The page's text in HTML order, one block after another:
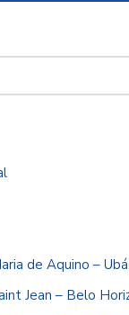
de Aquino – Ubá
Jean – Belo